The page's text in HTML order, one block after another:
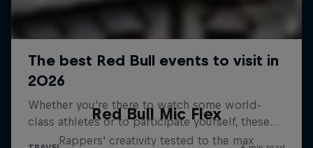
Red Bull Mic Flex
Rappers' creativity tested to the max